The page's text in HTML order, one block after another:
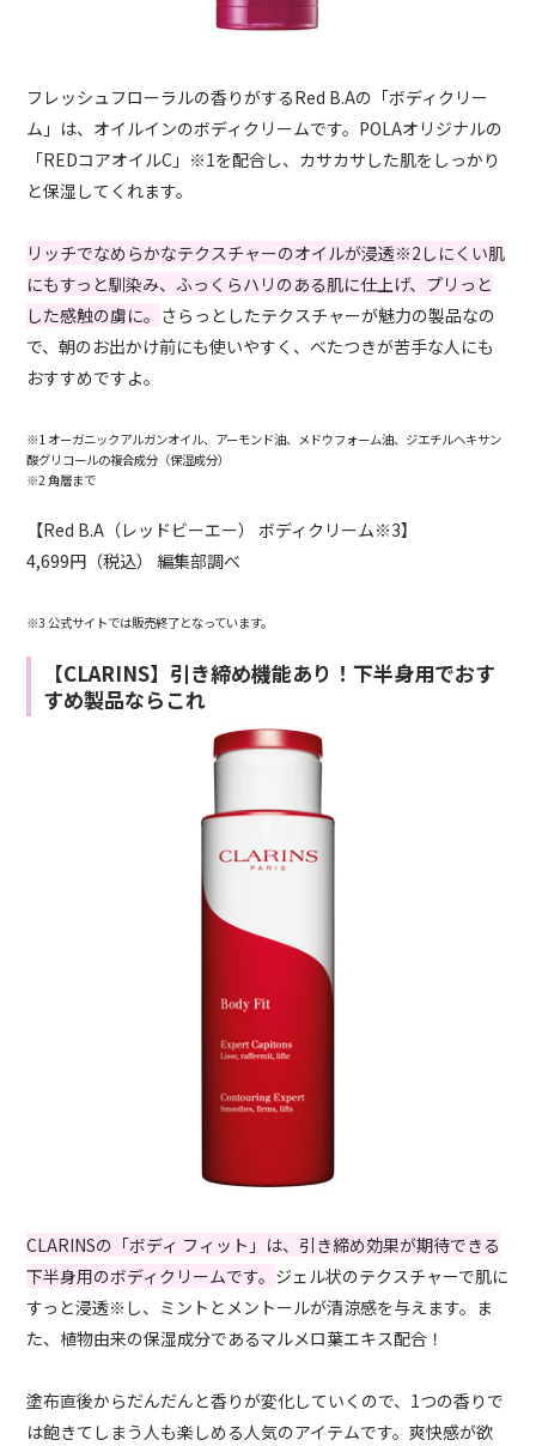
フレッシュフローラルの香りがするRed B.Aの「ボディクリー
ム」は、オイルインのボディクリームです。POLAオリジナルの
「REDコアオイルC」※1を配合し、カサカサした肌をしっかり
と保湿してくれます。
リッチでなめらかなテクスチャーのオイルが浸透※2しにくい肌
にもすっと馴染み、ふっくらハリのある肌に仕上げ、プリっと
した感触の虜に。 さらっとしたテクスチャーが魅力の製品なの
で、朝のお出かけ前にも使いやすく、べたつきが苦手な人にも
おすすめですよ。
※1 オーガニックアルガンオイル、アーモンド油、メドウフォーム油、ジエチルヘキサン
酸グリコールの複合成分（保湿成分）
※2 角層まで
【Red B.A（レッドビーエー） ボディクリーム※3】
4,699円（税込） 編集部調べ
※3 公式サイトでは販売終了となっています。
【CLARINS】引き締め機能あり！下半身用でおす
すめ製品ならこれ
CLARINSの「ボディ フィット」は、引き締め効果が期待できる
下半身用のボディクリームです。 ジェル状のテクスチャーで肌に
すっと浸透※し、ミントとメントールが清涼感を与えます。ま
た、植物由来の保湿成分であるマルメロ葉エキス配合！
塗布直後からだんだんと香りが変化していくので、1つの香りで
は飽きてしまう人も楽しめる人気のアイテムです。爽快感が欲